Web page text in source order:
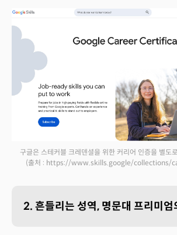
구글은 스테커블 크레덴셜을 위한 커리어 인증을 별도
(출처 : https://www.skills.google/collections/
2. 흔들리는 성역, 명문대 프리미엄